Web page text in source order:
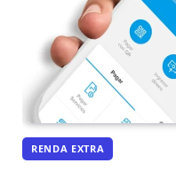
RENDA EXTRA